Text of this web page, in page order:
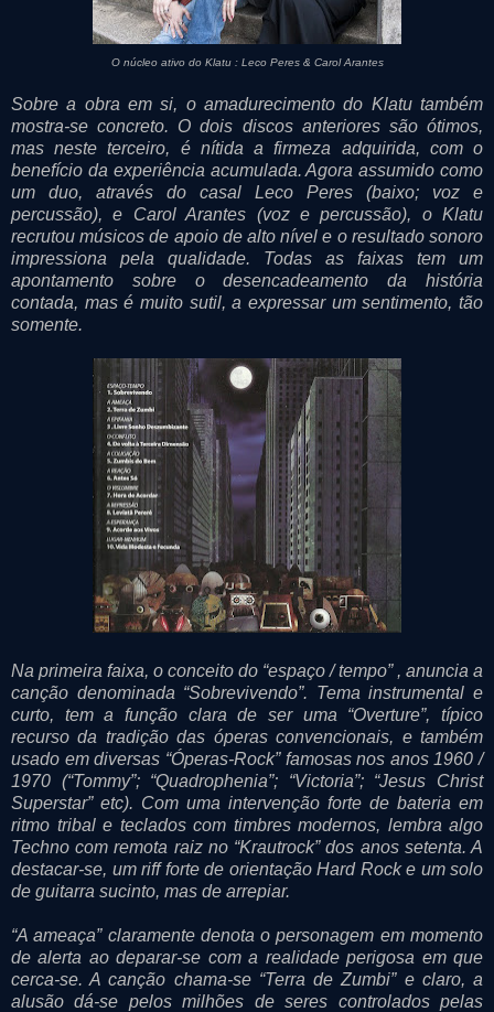
O núcleo ativo do Klatu : Leco Peres & Carol Arantes
Sobre a obra em si, o amadurecimento do Klatu também
mostra-se concreto. O dois discos anteriores são ótimos,
mas neste terceiro, é nítida a firmeza adquirida, com o
benefício da experiência acumulada. Agora assumido como
um duo, através do casal Leco Peres (baixo; voz e
percussão), e Carol Arantes (voz e percussão), o Klatu
recrutou músicos de apoio de alto nível e o resultado sonoro
impressiona pela qualidade. Todas as faixas tem um
apontamento sobre o desencadeamento da história
contada, mas é muito sutil, a expressar um sentimento, tão
somente.
Na primeira faixa, o conceito do “espaço / tempo” , anuncia a
canção denominada “Sobrevivendo”. Tema instrumental e
curto, tem a função clara de ser uma “Overture”, típico
recurso da tradição das óperas convencionais, e também
usado em diversas “Óperas-Rock” famosas nos anos 1960 /
1970 (“Tommy”; “Quadrophenia”; “Victoria”; “Jesus Christ
Superstar” etc). Com uma intervenção forte de bateria em
ritmo tribal e teclados com timbres modernos, lembra algo
Techno com remota raiz no “Krautrock” dos anos setenta. A
destacar-se, um riff forte de orientação Hard Rock e um solo
de guitarra sucinto, mas de arrepiar.
“A ameaça” claramente denota o personagem em momento
de alerta ao deparar-se com a realidade perigosa em que
cerca-se. A canção chama-se “Terra de Zumbi” e claro, a
alusão dá-se pelos milhões de seres controlados pelas